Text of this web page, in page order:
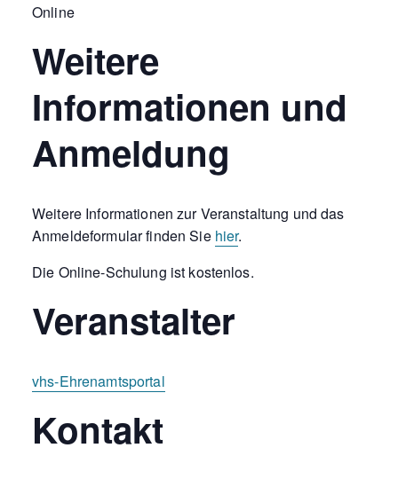
Online
Weitere
Informationen und
Anmeldung
Weitere Informationen zur Veranstaltung und das
Anmeldeformular finden Sie hier.
Die Online-Schulung ist kostenlos.
Veranstalter
vhs-Ehrenamtsportal
Kontakt